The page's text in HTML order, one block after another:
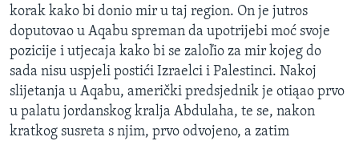
SLOBODA MEDIJA
ŽENSKA STRANA
IZBJEGLIČKA STRANA
MAGAZIN
O GLASU AMERIKE
korak kako bi donio mir u taj region. On je jutros
doputovao u Aqabu spreman da upotrijebi moć svoje
pozicije i utjecaja kako bi se zaloľio za mir kojeg do
sada nisu uspjeli postići Izraelci i Palestinci. Nakoj
slijetanja u Aqabu, američki predsjednik je otiąao prvo
u palatu jordanskog kralja Abdulaha, te se, nakon
kratkog susreta s njim, prvo odvojeno, a zatim